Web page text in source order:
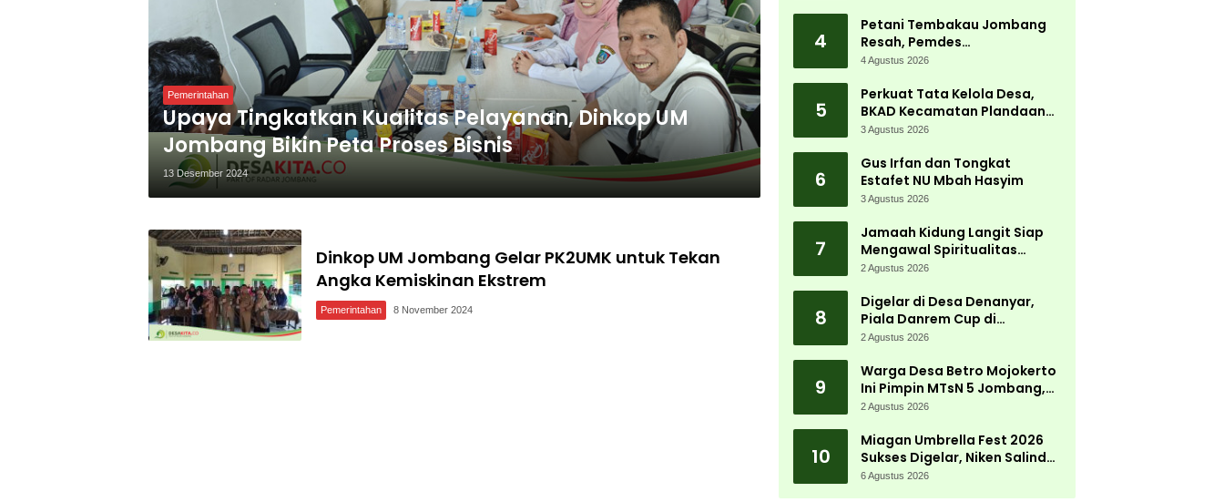
Pemerintahan
Upaya Tingkatkan Kualitas Pelayanan, Dinkop UM
Jombang Bikin Peta Proses Bisnis
13 Desember 2024
Dinkop UM Jombang Gelar PK2UMK untuk Tekan
Angka Kemiskinan Ekstrem
Pemerintahan 8 November 2024
Peterongan
4
Petani Tembakau Jombang
Resah, Pemdes
Tanjungwadung dan Disperta
4 Agustus 2026
5
Perkuat Tata Kelola Desa,
BKAD Kecamatan Plandaan
Gelar Pelatihan Aparatur
3 Agustus 2026
6
Gus Irfan dan Tongkat
Estafet NU Mbah Hasyim
3 Agustus 2026
7
Jamaah Kidung Langit Siap
Mengawal Spiritualitas
Muktamar NU
2 Agustus 2026
8
Digelar di Desa Denanyar,
Piala Danrem Cup di
Jombang Fokus Cetak Bibit
2 Agustus 2026
9
Warga Desa Betro Mojokerto
Ini Pimpin MTsN 5 Jombang,
Kembali Mengabdi di
2 Agustus 2026
10
Miagan Umbrella Fest 2026
Sukses Digelar, Niken Salindry
Jadi Magnet Ribuan
6 Agustus 2026